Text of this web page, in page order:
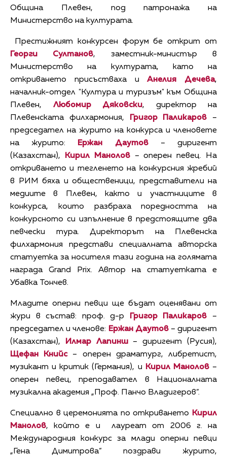
Община Плевен, под патронажа на
Министерство на културата.
Престижният конкурсен форум бе открит от
Георги Султанов, заместник-министър в
Министерство на културата, като на
откриването присъстваха иАнелия Дечева,
началник-отдел "Култура и туризъм" към Община
Плевен, Любомир Дяковски, директор на
Плевенската филхармония,
Григор Паликаров –
председател на журито на конкурса и членовете
на журито:
Ержан Даутов– диригент
(Казахстан),
Кирил Манолов– оперен певец. На
откриването и тегленето на конкурсния жребий
в РИМ бяха и общественици, представители на
медиите в Плевен, както и участниците в
конкурса, които разбраха поредността на
конкурсното си изпълнение в предстоящите два
певчески тура. Директорът на Плевенска
филхармония представи специалната авторска
статуетка за носителя тази година на голямата
награда Grand Prix. Автор на статуетката е
Убавка Тончев.
Младите оперни певци ще бъдат оценявани от
жури в състав: проф. д-р
Григор Паликаров –
председател и членове: Ержан Даутов– диригент
(Казахстан),
Илмар Лапинш– диригент (Русия),
Щефан Книйс– оперен драматург, либретист,
музикант и критик (Германия), и
Кирил Манолов–
оперен певец, преподавател в Националната
музикална академия „Проф. Панчо Владигеров“.
Специално в церемонията по откриването
Кирил
Манолов, който е и лауреат от 2006 г. на
Международния конкурс за млади оперни певци
„Гена Димитрова“ поздрави журито,